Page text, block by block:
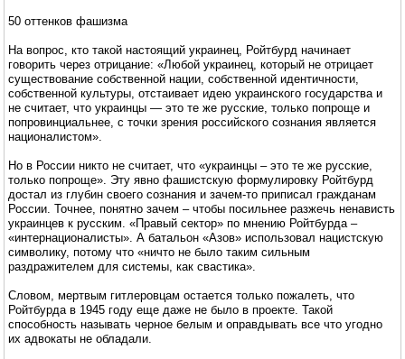
50 оттенков фашизма
На вопрос, кто такой настоящий украинец, Ройтбурд начинает
говорить через отрицание: «Любой украинец, который не отрицает
существование собственной нации, собственной идентичности,
собственной культуры, отстаивает идею украинского государства и
не считает, что украинцы — это те же русские, только попроще и
попровинциальнее, с точки зрения российского сознания является
националистом».
Но в России никто не считает, что «украинцы – это те же русские,
только попроще». Эту явно фашистскую формулировку Ройтбурд
достал из глубин своего сознания и зачем-то приписал гражданам
России. Точнее, понятно зачем – чтобы посильнее разжечь ненависть
украинцев к русским. «Правый сектор» по мнению Ройтбурда –
«интернационалисты». А батальон «Азов» использовал нацистскую
символику, потому что «ничто не было таким сильным
раздражителем для системы, как свастика».
Словом, мертвым гитлеровцам остается только пожалеть, что
Ройтбурда в 1945 году еще даже не было в проекте. Такой
способность называть черное белым и оправдывать все что угодно
их адвокаты не обладали.